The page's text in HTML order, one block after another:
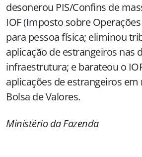
desonerou PIS/Confins de
IOF (Imposto sobre
para pessoa física; eliminou
aplicação de estrangeiros nas
infraestrutura; e barateou o
aplicações de estrangeiros em
Bolsa de Valores.
Ministério da Fazenda